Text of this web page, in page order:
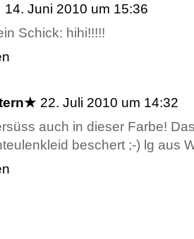
14. Juni 2010 um 15:36
Schick: hihi!!!!!
22. Juli 2010 um 14:32
auch in dieser Farbe!
beschert ;-) lg aus